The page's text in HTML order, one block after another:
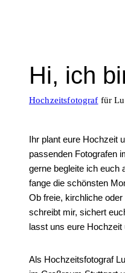
Hi, ich
Hochzeitsfotograf für
Ihr plant eure Hochzeit
passenden Fotografen
gerne begleite ich euch
fange die schönsten
Ob freie, kirchliche
schreibt mir, sichert
lasst uns eure
Als Hochzeitsfotograf